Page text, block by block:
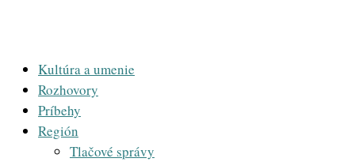
Kultúra a umenie
Rozhovory
Príbehy
Región
Tlačové správy